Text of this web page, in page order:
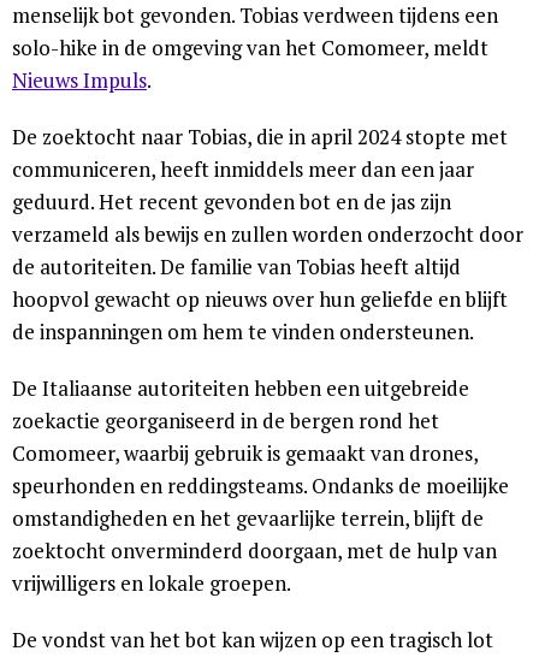
menselijk bot gevonden. Tobias verdween tijdens een
solo-hike in de omgeving van het Comomeer, meldt
Nieuws Impuls.
De zoektocht naar Tobias, die in april 2024 stopte met
communiceren, heeft inmiddels meer dan een jaar
geduurd. Het recent gevonden bot en de jas zijn
verzameld als bewijs en zullen worden onderzocht door
de autoriteiten. De familie van Tobias heeft altijd
hoopvol gewacht op nieuws over hun geliefde en blijft
de inspanningen om hem te vinden ondersteunen.
De Italiaanse autoriteiten hebben een uitgebreide
zoekactie georganiseerd in de bergen rond het
Comomeer, waarbij gebruik is gemaakt van drones,
speurhonden en reddingsteams. Ondanks de moeilijke
omstandigheden en het gevaarlijke terrein, blijft de
zoektocht onverminderd doorgaan, met de hulp van
vrijwilligers en lokale groepen.
De vondst van het bot kan wijzen op een tragisch lot